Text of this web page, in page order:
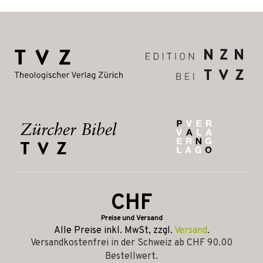
CHF
Preise und Versand
Alle Preise inkl. MwSt, zzgl. Versand.
Versandkostenfrei in der Schweiz ab CHF 90.00
Bestellwert.